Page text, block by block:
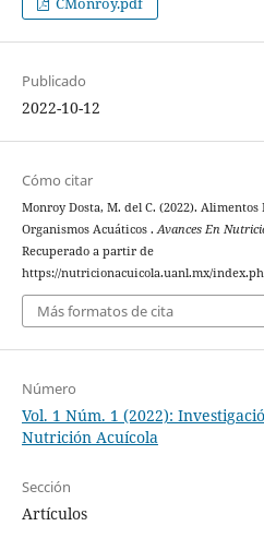
Publicado
2022-10-12
Cómo citar
Monroy Dosta, M. del C. (2022).
Organismos Acuáticos .Avances En
Recuperado a partir de
https://nutricionacuicola.uanl.mx/
Más formatos de cita
Número
Vol. 1 Núm. 1 (2022):
Nutrición Acuícola
Sección
Artículos